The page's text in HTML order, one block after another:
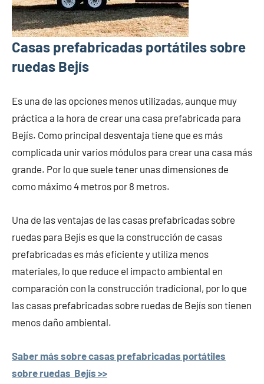
Casas prefabricadas portátiles sobre
ruedas Bejís
Es una de las opciones menos utilizadas, aunque muy
práctica a la hora de crear una casa prefabricada para
Bejís. Como principal desventaja tiene que es más
complicada unir varios módulos para crear una casa más
grande. Por lo que suele tener unas dimensiones de
como máximo 4 metros por 8 metros.
Una de las ventajas de las casas prefabricadas sobre
ruedas para Bejís es que la construcción de casas
prefabricadas es más eficiente y utiliza menos
materiales, lo que reduce el impacto ambiental en
comparación con la construcción tradicional, por lo que
las casas prefabricadas sobre ruedas de Bejís son tienen
menos daño ambiental.
Saber más sobre casas prefabricadas portátiles
sobre ruedas Bejís >>